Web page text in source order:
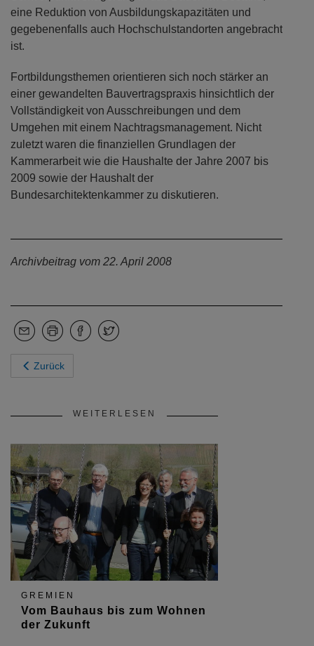
eine Reduktion von Ausbildungskapazitäten und
gegebenenfalls auch Hochschulstandorten angebracht
ist.
Fortbildungsthemen orientieren sich noch stärker an
einer gewandelten Bauvertragspraxis hinsichtlich der
Vollständigkeit von Ausschreibungen und dem
Umgehen mit einem Nachtragsmanagement. Nicht
zuletzt waren die finanziellen Grundlagen der
Kammerarbeit wie die Haushalte der Jahre 2007 bis
2009 sowie der Haushalt der
Bundesarchitektenkammer zu diskutieren.
Archivbeitrag vom 22. April 2008
Zurück
WEITERLESEN
GREMIEN
Vom Bauhaus bis zum Wohnen
der Zukunft